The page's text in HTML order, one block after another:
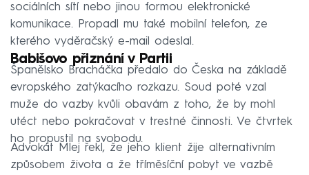
sociálních sítí nebo jinou formou elektronické
komunikace. Propadl mu také mobilní telefon, ze
kterého vyděračský e-mail odeslal.
Babišovo přiznání v Partii
Španělsko Bracháčka předalo do Česka na základě
evropského zatýkacího rozkazu. Soud poté vzal
muže do vazby kvůli obavám z toho, že by mohl
utéct nebo pokračovat v trestné činnosti. Ve čtvrtek
ho propustil na svobodu.
Advokát Mlej řekl, že jeho klient žije alternativním
způsobem života a že tříměsíční pobyt ve vazbě